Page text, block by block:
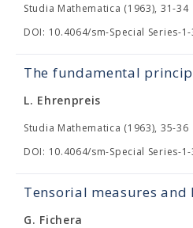
Studia Mathematica (1963), 31-34
DOI: 10.4064/sm-Special Series-
The fundamental
L. Ehrenpreis
Studia Mathematica (1963), 35-36
DOI: 10.4064/sm-Special Series-
Tensorial measures
G. Fichera